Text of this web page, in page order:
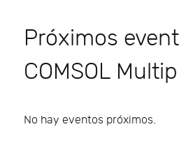
Próximos
COMSOL
No hay eventos próximos.